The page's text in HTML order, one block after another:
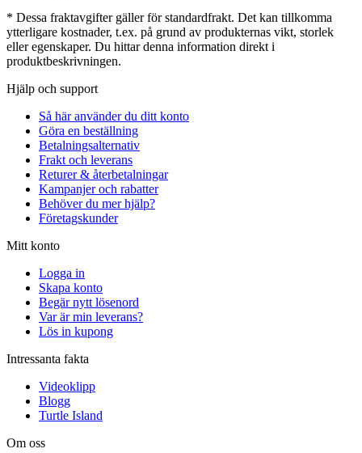
* Dessa fraktavgifter gäller för standardfrakt. Det kan tillkomma
ytterligare kostnader, t.ex. på grund av produkternas vikt, storlek
eller egenskaper. Du hittar denna information direkt i
produktbeskrivningen.
Hjälp och support
Så här använder du ditt konto
Göra en beställning
Betalningsalternativ
Frakt och leverans
Returer & återbetalningar
Kampanjer och rabatter
Behöver du mer hjälp?
Företagskunder
Mitt konto
Logga in
Skapa konto
Begär nytt lösenord
Var är min leverans?
Lös in kupong
Intressanta fakta
Videoklipp
Blogg
Turtle Island
Om oss